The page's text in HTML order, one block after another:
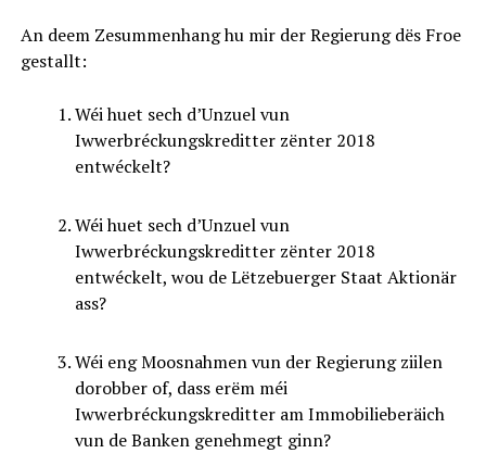
An deem Zesummenhang hu mir der Regierung dës Froe
gestallt:
Wéi huet sech d’Unzuel vun
Iwwerbréckungskreditter zënter 2018
entwéckelt?
Wéi huet sech d’Unzuel vun
Iwwerbréckungskreditter zënter 2018
entwéckelt, wou de Lëtzebuerger Staat Aktionär
ass?
Wéi eng Moosnahmen vun der Regierung ziilen
dorobber of, dass erëm méi
Iwwerbréckungskreditter am Immobilieberäich
vun de Banken genehmegt ginn?